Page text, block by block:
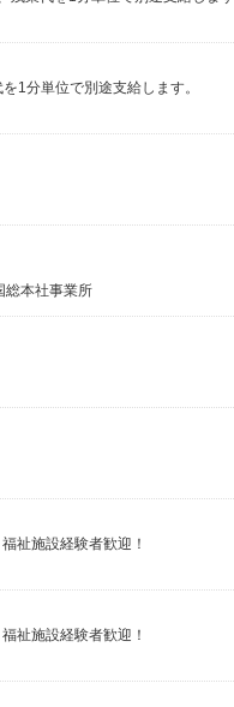
1分単位で別途支給します。
本社事業所
祉施設経験者歓迎！
祉施設経験者歓迎！